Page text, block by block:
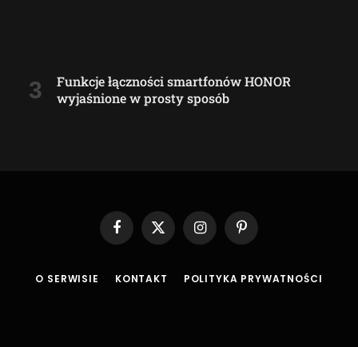
Funkcje łączności smartfonów HONOR
wyjaśnione w prosty sposób
Facebook
X
(Twitter)
InstagramPinterest
O SERWISIE KONTAKT POLITYKA PRYWATNOŚCI